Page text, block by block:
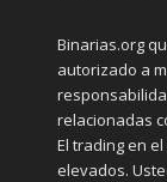
Binarias.org
autorizado a
relacionadas
El trading en
elevados.